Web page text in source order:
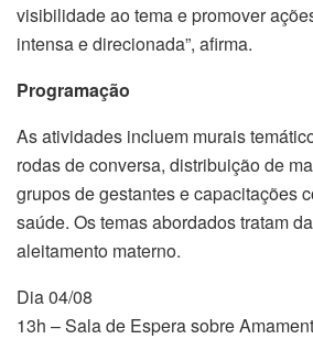
visibilidade ao tema e promover
intensa e direcionada”, afirma.
Programação
As atividades incluem murais
rodas de conversa, distribuição de
grupos de gestantes e capacitações
saúde. Os temas abordados tratam
aleitamento materno.
Dia 04/08
13h – Sala de Espera sobre